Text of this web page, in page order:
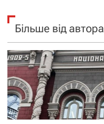
Більше від автора